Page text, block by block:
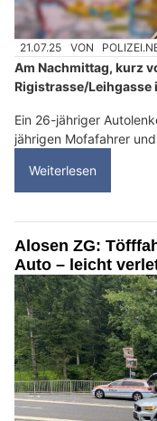
21.07.25 VON
Am Nachmittag, kurz
Rigistrasse/Leihgasse
Ein 26-jähriger
jährigen Mofafahrer
Weiterlesen
Alosen ZG:
Auto – leicht